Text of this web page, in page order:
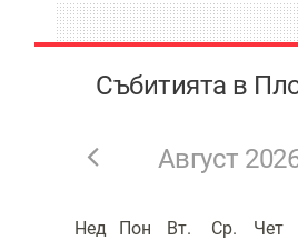
Събитията в
Август
Нед Пон Вт. Ср. Чет